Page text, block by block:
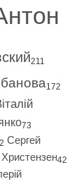
211
172
73
Сергей
42